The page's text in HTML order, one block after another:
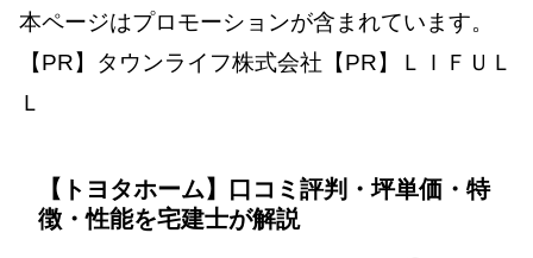
本ページはプロモーションが含まれています。
【PR】タウンライフ株式会社【PR】ＬＩＦＵＬ
Ｌ
【トヨタホーム】口コミ評判・坪単価・特
徴・性能を宅建士が解説